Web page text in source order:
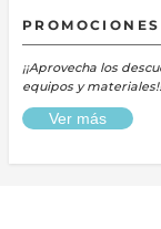
PROMOCIONES
¡¡Aprovecha los
equipos y materiales!!
Ver más